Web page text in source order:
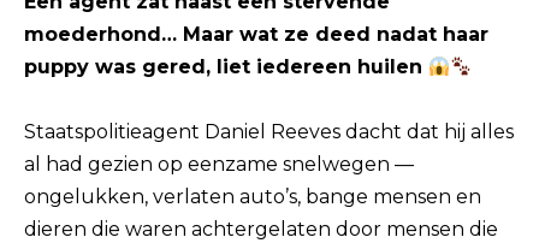
moederhond… Maar wat ze deed nadat haar
puppy was gered, liet iedereen huilen
Staatspolitieagent Daniel Reeves dacht dat hij alles
al had gezien op eenzame snelwegen —
ongelukken, verlaten auto’s, bange mensen en
dieren die waren achtergelaten door mensen die